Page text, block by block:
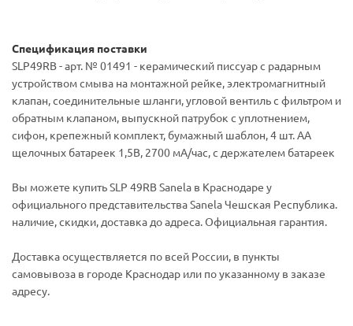
Спецификация поставки
SLP49RB - арт. № 01491 - керамический писсуар с радарным
устройством смыва на монтажной рейке, электромагнитный
клапан, соединительные шланги, угловой вентиль с фильтром и
обратным клапаном, выпускной патрубок с уплотнением,
сифон, крепежный комплект, бумажный шаблон, 4 шт. AA
щелочных батареек 1,5В, 2700 мA/час, c держателем батареек
Вы можете купить SLP 49RB Sanela в Краснодаре у
официального представительства Sanela Чешская Республика.
наличие, скидки, доставка до адреса. Официальная гарантия.
Доставка осуществляется по всей России, в пункты
самовывоза в городе Краснодар или по указанному в заказе
адресу.